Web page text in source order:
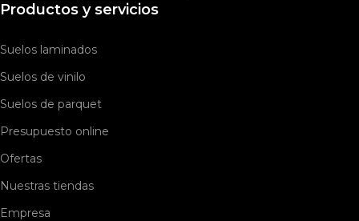
Productos y servicios
Suelos laminados
Suelos de vinilo
Suelos de parquet
Presupuesto online
Ofertas
Nuestras tiendas
Empresa